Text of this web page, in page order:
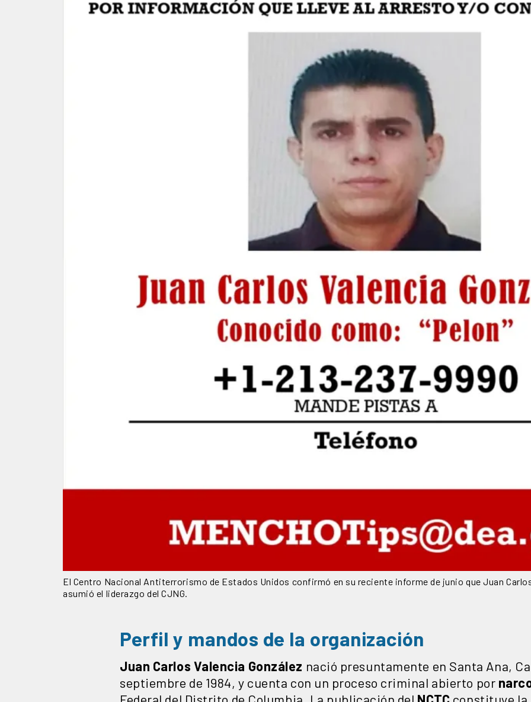
El Centro Nacional Antiterrorismo de Estados Unidos confirmó en su reciente informe de junio que Juan
asumió el liderazgo del CJNG.
Perfil y mandos de la organización
Juan Carlos Valencia González nació presuntamente en Santa Ana,
septiembre de 1984, y cuenta con un proceso criminal abierto por